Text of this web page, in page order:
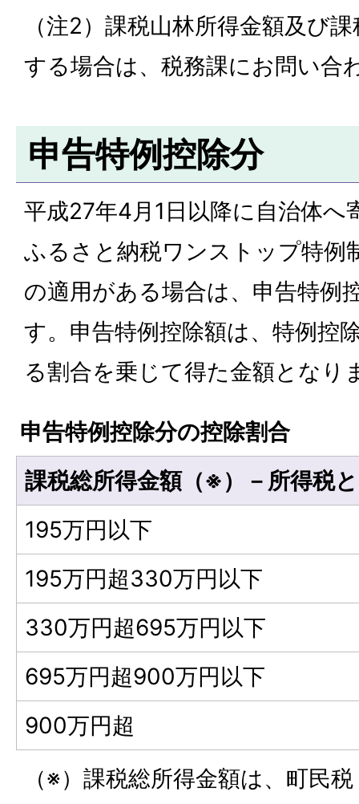
（注2）課税山林所得金額及び
する場合は、税務課にお問い合
申告特例控除分
平成27年4月1日以降に自治体へ
ふるさと納税ワンストップ特例
の適用がある場合は、申告特例
す。申告特例控除額は、特例控
る割合を乗じて得た金額となり
申告特例控除分の控除割合
課税総所得金額（※）－所得税
195万円以下
195万円超330万円以下
330万円超695万円以下
695万円超900万円以下
900万円超
（※）課税総所得金額は、町民